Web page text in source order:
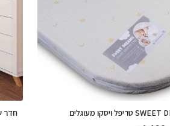
חדר